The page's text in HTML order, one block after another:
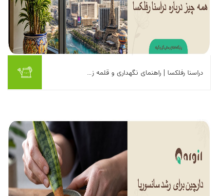
اگر دنبال گیاهی می‌گردید که هم زیبا باشد، هم کم‌توقع، گیاه دراسنا
دراسنا رفلکسا | راهنمای نگهداری و قلمه ز...